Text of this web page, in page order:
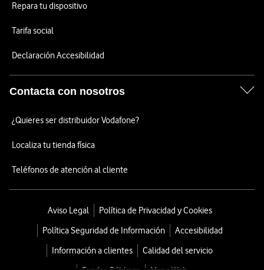
Repara tu dispositivo
Tarifa social
Declaración Accesibilidad
Contacta con nosotros
¿Quieres ser distribuidor Vodafone?
Localiza tu tienda física
Teléfonos de atención al cliente
Aviso Legal
Política de Privacidad y Cookies
Política Seguridad de Información
Accesibilidad
Información a clientes
Calidad del servicio